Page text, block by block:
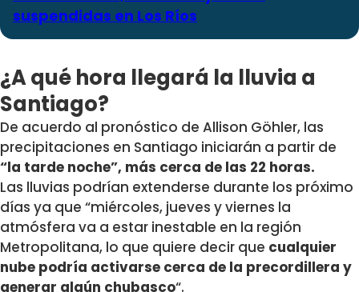
suspendidas en Los Ríos
¿A qué hora llegará la lluvia a
Santiago?
De acuerdo al pronóstico de Allison Göhler, las
precipitaciones en Santiago iniciarán a partir de
“la tarde noche”, más cerca de las 22 horas.
Las lluvias podrían extenderse durante los próximo
días ya que “miércoles, jueves y viernes la
atmósfera va a estar inestable en la región
Metropolitana, lo que quiere decir que cualquier
nube podría activarse cerca de la precordillera y
generar algún chubasco“.